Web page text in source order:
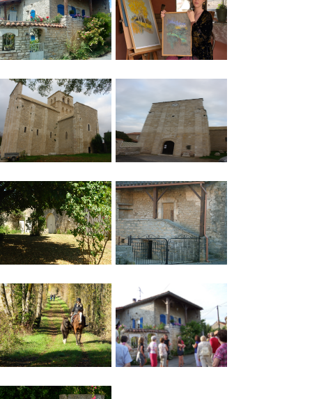
Visite guidée de Nanclars